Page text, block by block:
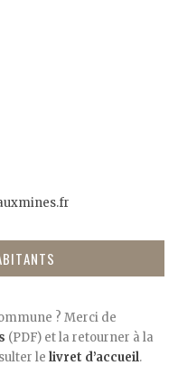
? Merci de
(PDF) et la retourner à la
le livret d’accueil.